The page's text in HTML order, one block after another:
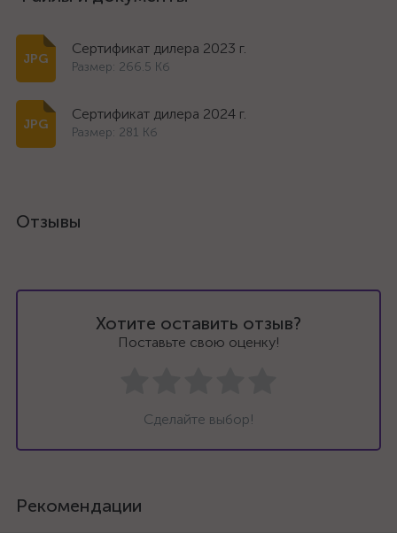
Сертификат дилера 2023 г.
Размер: 266.5 Кб
Сертификат дилера 2024 г.
Размер: 281 Кб
Отзывы
Хотите оставить отзыв?
Поставьте свою оценку!
Сделайте выбор!
Рекомендации